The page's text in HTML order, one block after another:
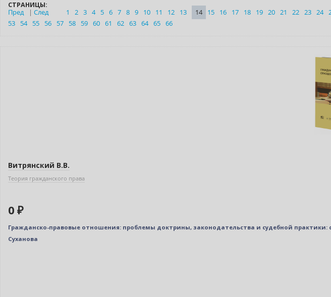
СТРАНИЦЫ:
Пред
| След 1 2 3 4 5 6 7 8 9 10 11 12 13 14 15 16 17 18 19 20 21 22 23 24
53
54 55 56 57 58 59 60 61 62 63 64 65 66
Витрянский В.В.
Теория гражданского права
0 ₽
Гражданско-правовые отношения: проблемы доктрины, законодательства и судебной
Суханова